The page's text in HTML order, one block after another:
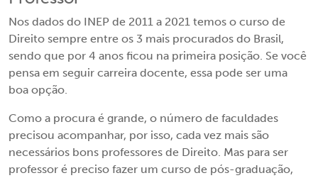
Nos dados do INEP de 2011 a 2021 temos o curso de
Direito sempre entre os 3 mais procurados do Brasil,
sendo que por 4 anos ficou na primeira posição. Se você
pensa em seguir carreira docente, essa pode ser uma
boa opção.
Como a procura é grande, o número de faculdades
precisou acompanhar, por isso, cada vez mais são
necessários bons professores de Direito. Mas para ser
professor é preciso fazer um curso de pós-graduação,